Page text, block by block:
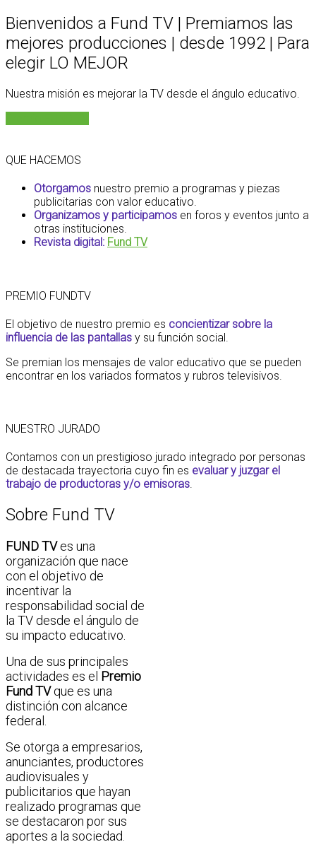
Bienvenidos a Fund TV | Premiamos las
mejores producciones | desde 1992 | Para
elegir LO MEJOR
Nuestra misión es mejorar la TV desde el ángulo educativo.
QUE HACEMOS
Otorgamos nuestro premio a programas y piezas
publicitarias con valor educativo.
Organizamos y participamos en foros y eventos junto a
otras instituciones.
Revista digital: Fund TV
PREMIO FUNDTV
El objetivo de nuestro premio es concientizar sobre la
influencia de las pantallas y su función social.
Se premian los mensajes de valor educativo que se pueden
encontrar en los variados formatos y rubros televisivos.
NUESTRO JURADO
Contamos con un prestigioso jurado integrado por personas
de destacada trayectoria cuyo fin es evaluar y juzgar el
trabajo de productoras y/o emisoras.
Sobre Fund TV
FUND TVes una
organización que nace
con el objetivo de
incentivar la
responsabilidad social de
la TV desde el ángulo de
su impacto educativo.
Una de sus principales
actividades es el Premio
Fund TVque es una
distinción con alcance
federal.
Se otorga a empresarios,
anunciantes, productores
audiovisuales y
publicitarios que hayan
realizado programas que
se destacaron por sus
aportes a la sociedad.